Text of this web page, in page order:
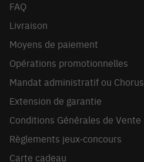
FAQ
Livraison
Moyens de paiement
Opérations promotionnelles
Mandat administratif ou Chorus
Extension de garantie
Conditions Générales de Vente
Règlements jeux-concours
Carte cadeau